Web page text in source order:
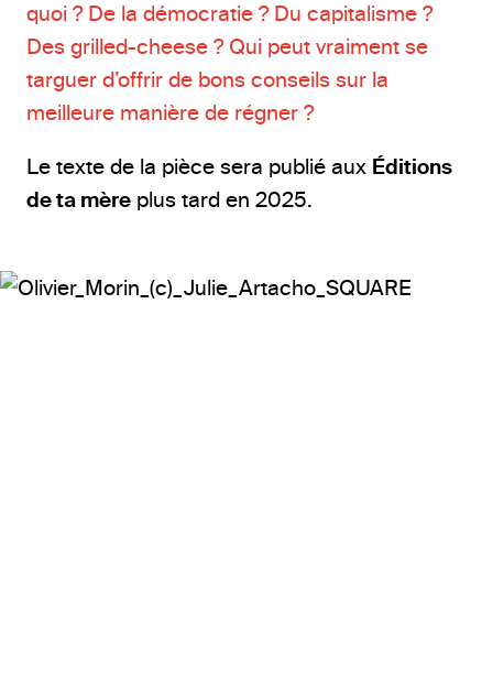
quoi ? De la démocratie ? Du capitalisme ?
Des grilled-cheese ? Qui peut vraiment se
targuer d’offrir de bons conseils sur la
meilleure manière de régner ?
Le texte de la pièce sera publié aux Éditions
de ta mère plus tard en 2025.